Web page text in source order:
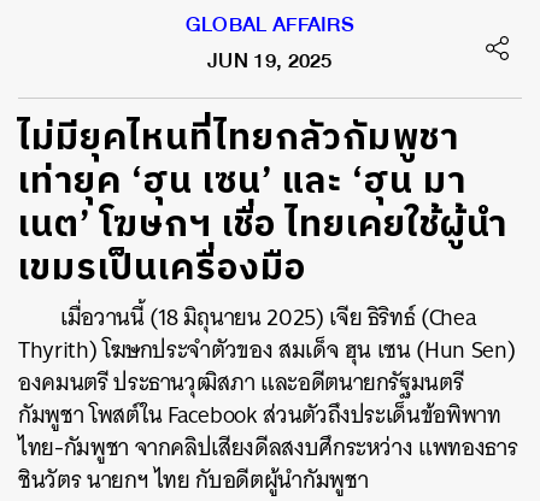
GLOBAL AFFAIRS
JUN 19, 2025
ไม่มียุคไหนที่ไทยกลัวกัมพูชา
เท่ายุค ‘ฮุน เซน’ และ ‘ฮุน มา
เนต’ โฆษกฯ เชื่อ ไทยเคยใช้ผู้นำ
เขมรเป็นเครื่องมือ
เมื่อวานนี้ (18 มิถุนายน 2025) เจีย ธิริทธ์ (Chea
Thyrith) โฆษกประจำตัวของ สมเด็จ ฮุน เซน (Hun Sen)
องคมนตรี ประธานวุฒิสภา และอดีตนายกรัฐมนตรี
กัมพูชา โพสต์ใน Facebook ส่วนตัวถึงประเด็นข้อพิพาท
ไทย-กัมพูชา จากคลิปเสียงดีลสงบศึกระหว่าง แพทองธาร
ชินวัตร นายกฯ ไทย กับอดีตผู้นำกัมพูชา